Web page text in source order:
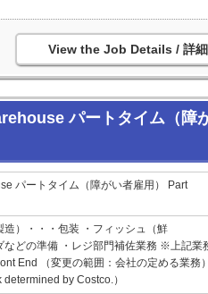
詳
パートタイム（
パートタイム（障がい者雇用） Part
）・・・包装 ・フィッシュ（鮮
どの準備 ・レジ部門補佐業務 ※上記業
End （変更の範囲：会社の定める業務）
by Costco.）